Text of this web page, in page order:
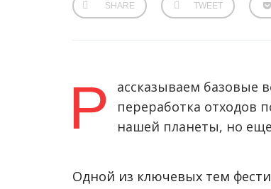
SHARE TWEET
Р
ассказываем базовые
переработка отходов
нашей планеты, но
Одной из ключевых тем